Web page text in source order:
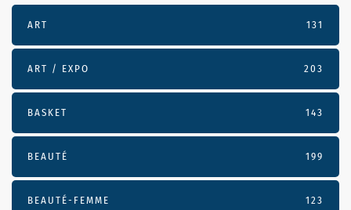
ART 131
ART / EXPO 203
BASKET 143
BEAUTÉ 199
BEAUTÉ-FEMME 123